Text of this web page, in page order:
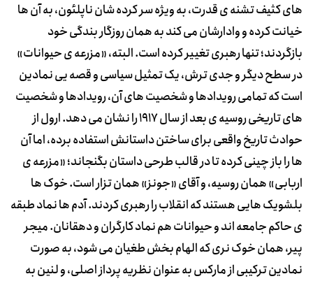
های کثیف تشنه ی قدرت، به ویژه سر کرده شان ناپلئون، به آن ها
خیانت کرده و وادارشان می کند به همان روزگار بندگی خود
بازگردند؛ تنها رهبری تغییر کرده است. البته، «مزرعه ی حیوانات»
در سطح دیگر و جدی ترش، یک تمثیل سیاسی و قصه یی نمادین
است که تمامی رویدادها و شخصیت های آن، رویدادها و شخصیت
های تاریخی روسیه ی بعد از سال 1917 را نشان می دهد. ارول از
حوادث تاریخ واقعی برای ساختن داستانش استفاده برده، اما آن
ها را باز چینی کرده تا در قالب طرحی داستان بگنجاند؛ «مزرعه ی
اربابی» همان روسیه، و آقای «جونز» همان تزار است. خوک ها
بلشویک هایی هستند که انقلاب را رهبری کردند. آدم ها نماد طبقه
ی حاکم جامعه اند و حیوانات هم نماد کارگران و دهقانان. میجر
پیر، همان خوک نری که الهام بخش طغیان می شود، به صورت
نمادین ترکیبی از مارکس به عنوان نظریه پرداز اصلی، و لنین به